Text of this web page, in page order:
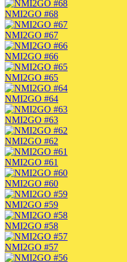
NMI2GO #68
NMI2GO #67
NMI2GO #66
NMI2GO #65
NMI2GO #64
NMI2GO #63
NMI2GO #62
NMI2GO #61
NMI2GO #60
NMI2GO #59
NMI2GO #58
NMI2GO #57